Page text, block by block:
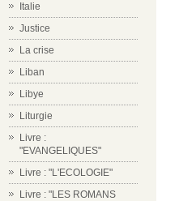
Italie
Justice
La crise
Liban
Libye
Liturgie
Livre :
"EVANGELIQUES"
Livre : "L'ECOLOGIE"
Livre : "LES ROMANS